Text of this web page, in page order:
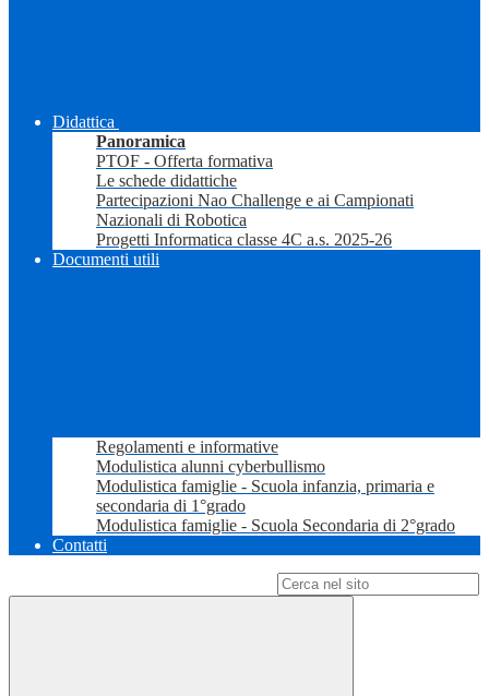
Didattica
Panoramica
PTOF - Offerta formativa
Le schede didattiche
Partecipazioni Nao Challenge e ai Campionati
Nazionali di Robotica
Progetti Informatica classe 4C a.s. 2025-26
Documenti utili
Regolamenti e informative
Modulistica alunni cyberbullismo
Modulistica famiglie - Scuola infanzia, primaria e
secondaria di 1°grado
Modulistica famiglie - Scuola Secondaria di 2°grado
Contatti